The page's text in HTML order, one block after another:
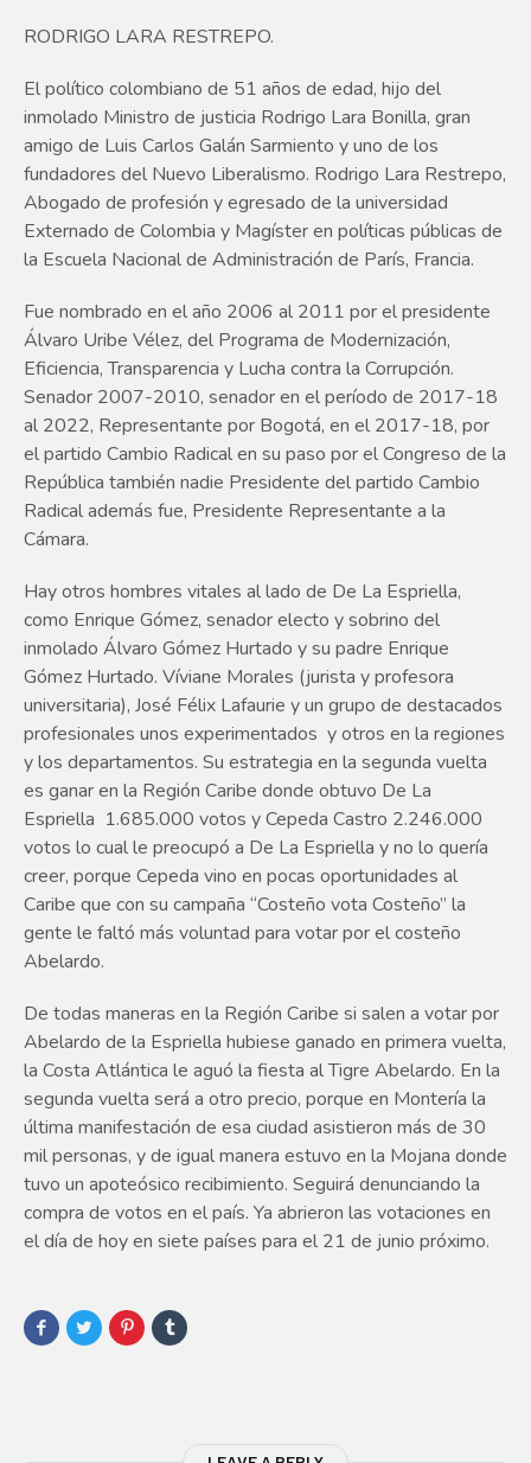
RODRIGO LARA RESTREPO.
El político colombiano de 51 años de edad, hijo del
inmolado Ministro de justicia Rodrigo Lara Bonilla, gran
amigo de Luis Carlos Galán Sarmiento y uno de los
fundadores del Nuevo Liberalismo. Rodrigo Lara Restrepo,
Abogado de profesión y egresado de la universidad
Externado de Colombia y Magíster en políticas públicas de
la Escuela Nacional de Administración de París, Francia.
Fue nombrado en el año 2006 al 2011 por el presidente
Álvaro Uribe Vélez, del Programa de Modernización,
Eficiencia, Transparencia y Lucha contra la Corrupción.
Senador 2007-2010, senador en el período de 2017-18
al 2022, Representante por Bogotá, en el 2017-18, por
el partido Cambio Radical en su paso por el Congreso de la
República también nadie Presidente del partido Cambio
Radical además fue, Presidente Representante a la
Cámara.
Hay otros hombres vitales al lado de De La Espriella,
como Enrique Gómez, senador electo y sobrino del
inmolado Álvaro Gómez Hurtado y su padre Enrique
Gómez Hurtado. Víviane Morales (jurista y profesora
universitaria), José Félix Lafaurie y un grupo de destacados
profesionales unos experimentados y otros en la regiones
y los departamentos. Su estrategia en la segunda vuelta
es ganar en la Región Caribe donde obtuvo De La
Espriella 1.685.000 votos y Cepeda Castro 2.246.000
votos lo cual le preocupó a De La Espriella y no lo quería
creer, porque Cepeda vino en pocas oportunidades al
Caribe que con su campaña “Costeño vota Costeño” la
gente le faltó más voluntad para votar por el costeño
Abelardo.
De todas maneras en la Región Caribe si salen a votar por
Abelardo de la Espriella hubiese ganado en primera vuelta,
la Costa Atlántica le aguó la fiesta al Tigre Abelardo. En la
segunda vuelta será a otro precio, porque en Montería la
última manifestación de esa ciudad asistieron más de 30
mil personas, y de igual manera estuvo en la Mojana donde
tuvo un apoteósico recibimiento. Seguirá denunciando la
compra de votos en el país. Ya abrieron las votaciones en
el día de hoy en siete países para el 21 de junio próximo.